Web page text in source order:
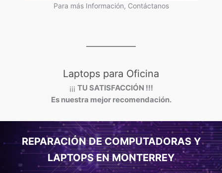
Para más Información, Contáctanos
Laptops para Oficina
¡¡¡ TU SATISFACCIÓN !!!
Es nuestra mejor recomendación.
REPARACIÓN DE COMPUTADORAS Y
LAPTOPS EN MONTERREY